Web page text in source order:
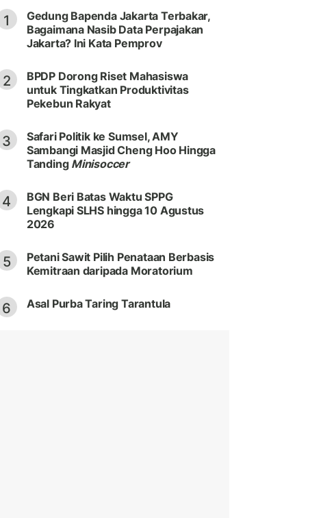
1
Gedung Bapenda Jakarta Terbakar,
Bagaimana Nasib Data Perpajakan
Jakarta? Ini Kata Pemprov
2
BPDP Dorong Riset Mahasiswa
untuk Tingkatkan Produktivitas
Pekebun Rakyat
3
Safari Politik ke Sumsel, AMY
Sambangi Masjid Cheng Hoo Hingga
Tanding Minisoccer
4
BGN Beri Batas Waktu SPPG
Lengkapi SLHS hingga 10 Agustus
2026
5
Petani Sawit Pilih Penataan Berbasis
Kemitraan daripada Moratorium
6 Asal Purba Taring Tarantula